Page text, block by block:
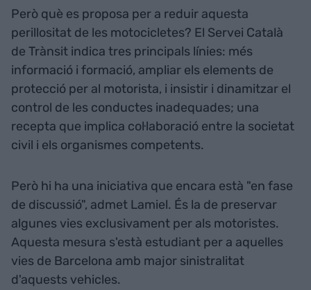
Però què es proposa per a reduir aquesta
perillositat de les motocicletes? El Servei Català
de Trànsit indica tres principals línies: més
informació i formació, ampliar els elements de
protecció per al motorista, i insistir i dinamitzar el
control de les conductes inadequades; una
recepta que implica col·laboració entre la societat
civil i els organismes competents.
Però hi ha una iniciativa que encara està "en fase
de discussió", admet Lamiel. És la de preservar
algunes vies exclusivament per als motoristes.
Aquesta mesura s'està estudiant per a aquelles
vies de Barcelona amb major sinistralitat
d'aquests vehicles.